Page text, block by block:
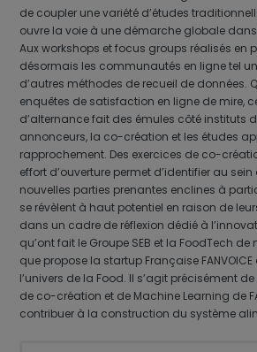
de coupler une variété d’études
ouvre la voie à une démarche globale
Aux workshops et focus groups réalisés en
désormais les communautés en ligne tel
d’autres méthodes de recueil de données.
enquêtes de satisfaction en ligne de mire,
d’alternance fait des émules côté instituts
annonceurs, la co-création et les études
rapprochement. Des exercices de co-
effort d’ouverture permet d’identifier au
nouvelles parties prenantes enclines à
se révèlent à haut potentiel en raison de
dans un cadre de réflexion dédié à
qu’ont fait le Groupe SEB et la FoodTech
que propose la startup Française
l’univers de la Food. Il s’agit précisément
de co-création et de Machine Learning de
contribuer à la construction du système